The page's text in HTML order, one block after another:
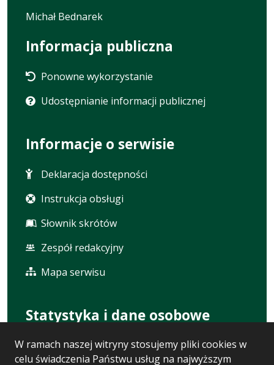
W ramach naszej witryny stosujemy pliki cookies w
celu świadczenia Państwu usług na najwyższym
Michał Bednarek
Informacja publiczna
Ponowne wykorzystanie
Udostępnianie informacji publicznej
Informacje o serwisie
Deklaracja dostępności
Instrukcja obsługi
Słownik skrótów
Zespół redakcyjny
Mapa serwisu
Statystyka i dane osobowe
Statystyki oglądalności